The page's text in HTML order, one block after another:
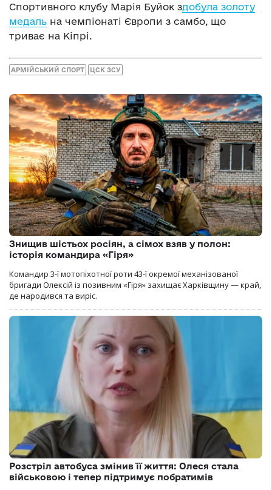
Спортивного клубу Марія Буйок здобула золоту
медаль на чемпіонаті Європи з самбо, що
триває на Кіпрі.
АРМІЙСЬКИЙ СПОРТ ЦСК ЗСУ
Знищив шістьох росіян, а сімох взяв у полон:
історія командира «Гіря»
Командир 3-ї мотопіхотної роти 43-ї окремої механізованої
бригади Олексій із позивним «Гіря» захищає Харківщину — край,
де народився та виріс.
Розстріл автобуса змінив її життя: Олеся стала
військовою і тепер підтримує побратимів